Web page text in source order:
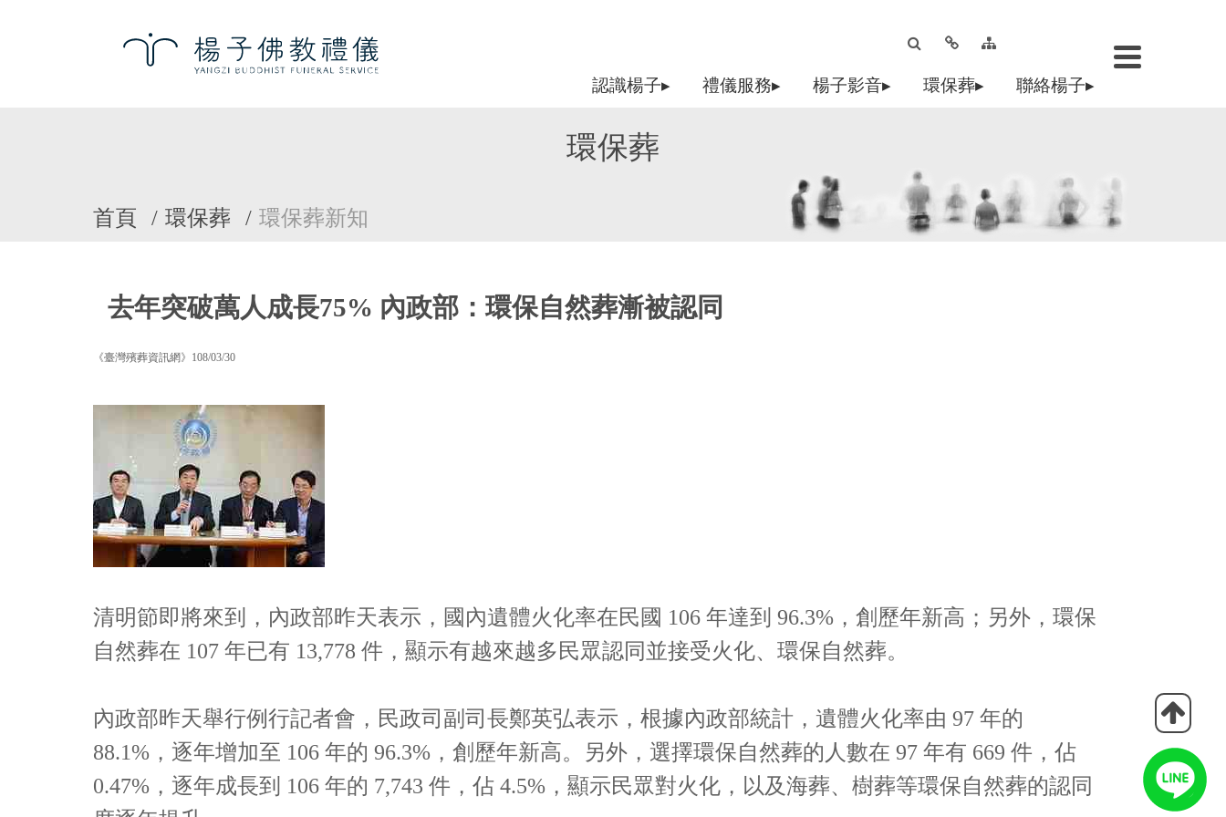
認識楊子▸ 禮儀服務▸ 楊子影音▸ 環保葬▸ 聯絡楊子▸
環保葬
首頁 環保葬 環保葬新知
去年突破萬人成長75% 內政部：環保自然葬漸被認同
《臺灣殯葬資訊網》108/03/30
清明節即將來到，內政部昨天表示，國內遺體火化率在民國 106 年達到 96.3%，創歷年新高；另外，環保
自然葬在 107 年已有 13,778 件，顯示有越來越多民眾認同並接受火化、環保自然葬。
內政部昨天舉行例行記者會，民政司副司長鄭英弘表示，根據內政部統計，遺體火化率由 97 年的
88.1%，逐年增加至 106 年的 96.3%，創歷年新高。另外，選擇環保自然葬的人數在 97 年有 669 件，佔
0.47%，逐年成長到 106 年的 7,743 件，佔 4.5%，顯示民眾對火化，以及海葬、樹葬等環保自然葬的認同